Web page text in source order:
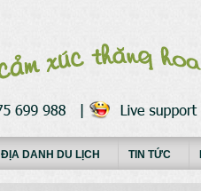
ĐỊA DANH DU LỊCH TIN TỨC